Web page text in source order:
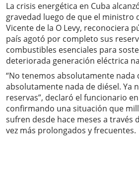
La crisis energética en Cuba
gravedad luego de que el ministro
Vicente de la O Levy, reconociera
país agotó por completo sus
combustibles esenciales para
deteriorada generación eléctrica
“No tenemos absolutamente nada
absolutamente nada de diésel. Ya
reservas”, declaró el funcionario
confirmando una situación que
sufren desde hace meses a través
vez más prolongados y frecuentes.